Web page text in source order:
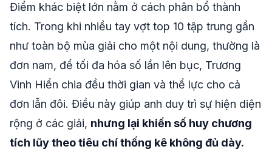
Điểm khác biệt lớn nằm ở cách phân bổ thành
tích. Trong khi nhiều tay vợt top 10 tập trung gần
như toàn bộ mùa giải cho một nội dung, thường là
đơn nam, để tối đa hóa số lần lên bục, Trương
Vinh Hiển chia đều thời gian và thể lực cho cả
đơn lẫn đôi. Điều này giúp anh duy trì sự hiện diện
rộng ở các giải, nhưng lại khiến số huy chương
tích lũy theo tiêu chí thống kê không đủ dày.